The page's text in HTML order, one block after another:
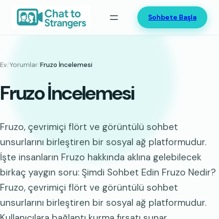
İçeriğe
Sohbete Başla
Ev/Yorumlar/Fruzo İncelemesi
Fruzo İncelemesi
Fruzo, çevrimiçi flört ve görüntülü sohbet
unsurlarını birleştiren bir sosyal ağ platformudur.
İşte insanların Fruzo hakkında aklına gelebilecek
birkaç yaygın soru: Şimdi Sohbet Edin Fruzo Nedir?
Fruzo, çevrimiçi flört ve görüntülü sohbet
unsurlarını birleştiren bir sosyal ağ platformudur.